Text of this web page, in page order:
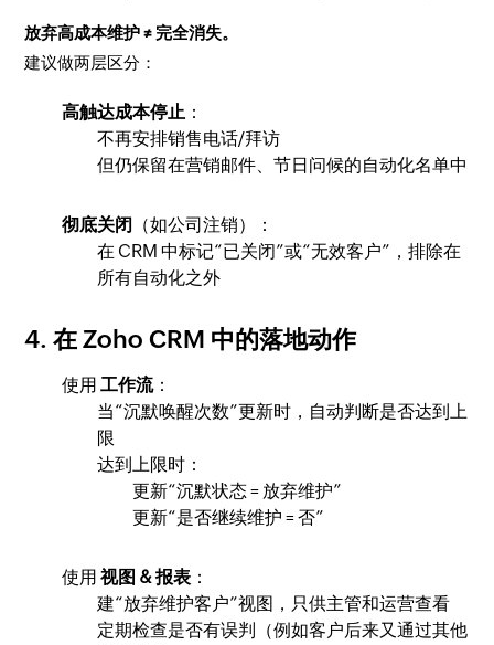
放弃高成本维护 ≠ 完全消失。
建议做两层区分：
高触达成本停止 ：
不再安排销售电话/拜访
但仍保留在营销邮件、节日问候的自动化名单中
彻底关闭 （如公司注销）：
在 CRM 中标记“已关闭”或“无效客户”，排除在
所有自动化之外
4. 在 Zoho CRM 中的落地动作
使用工作流：
当“沉默唤醒次数”更新时，自动判断是否达到上
限
达到上限时：
更新“沉默状态 = 放弃维护”
更新“是否继续维护 = 否”
使用视图 & 报表 ：
建“放弃维护客户”视图，只供主管和运营查看
定期检查是否有误判（例如客户后来又通过其他